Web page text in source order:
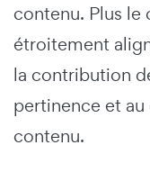
contenu. Plus le
étroitement
la contribution
pertinence et
contenu.